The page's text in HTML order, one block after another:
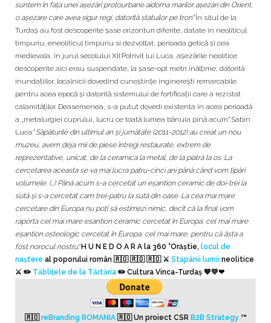
suntem în fața unei așezări protourbane aidoma marilor așezări din Orient,
o așezare care avea sigur regi, datorită statuilor pe tron.”În situl de la
Turdaș au fost descoperite șase orizonturi diferite, datate în neoliticul
timpuriu, eneoliticul timpuriu si dezvoltat, perioada getică și cea
medievala, în jurul secolului XII.Potrivit lui Luca, așezările neolitice
descoperite aici erau suspendate, la șase-opt metri înălțime, datorită
inundațiilor, localnicii dovedind cunoștințe inginerești remarcabile
pentru acea epocă și datorită sistemului de fortificații care a rezistat
calamităților. Deasemenea, s-a putut dovedi existenta în acea perioadă
a „metalurgiei cuprului, lucru ce toată lumea bănuia pînă acum”.Sabin
Luca:”Săpăturile din ultimul an și jumătate (2011-2012) au creat un nou
muzeu, avem deja mii de piese întregi restaurate, extrem de
reprezentative, unicat, de la ceramica la metal, de la piatră la os. La
cercetarea aceasta se va mai lucra patru-cinci ani până când vom tipări
volumele. (…) Până acum s-a cercetat un eșantion ceramic de doi-trei la
sută și s-a cercetat cam trei-patru la sută din oase. La cea mai mare
cercetare din Europa nu poți să estimezi nimic, decît că la final vom
raporta cel mai mare esantion ceramic cercetat în Europa, cel mai mare
eșantion osteologic cercetat în Europa, cel mai mare, pentru că ăsta a
fost norocul nostru.” H U N E D O A R A la 360 °Orăștie, locul de
naștere al poporului român 🇷🇴 🇷🇴 🇷🇴 ⚔️ Stăpânii lumii neolitice
⚔️ ✏️ Tăblițele de la Tărtăria ✏️ Cultura Vinca-Turdaș 💙💛❤
🇷🇴reBranding ROMANIA🇷🇴Un proiect CSR B2B Strategy™